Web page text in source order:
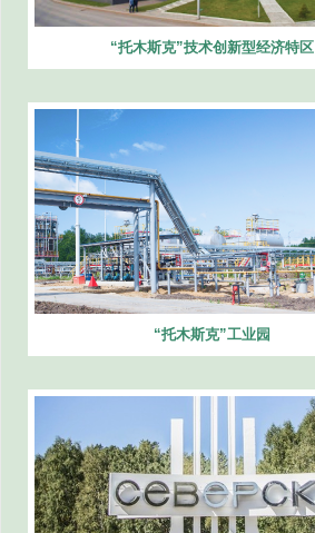
“托木斯克”技术创新型经济特区
“托木斯克”工业园